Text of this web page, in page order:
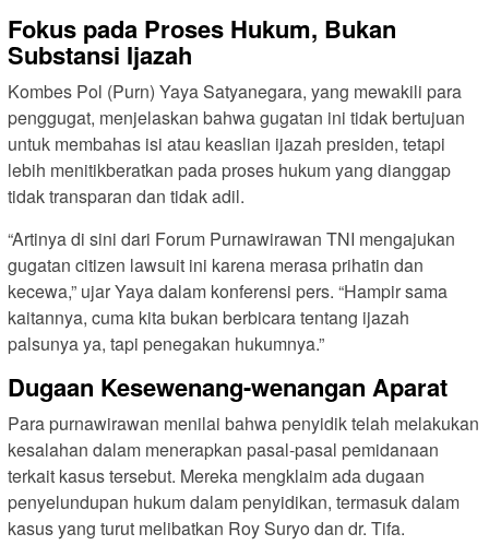
Fokus pada Proses Hukum, Bukan
Substansi Ijazah
Kombes Pol (Purn) Yaya Satyanegara, yang mewakili para
penggugat, menjelaskan bahwa gugatan ini tidak bertujuan
untuk membahas isi atau keaslian ijazah presiden, tetapi
lebih menitikberatkan pada proses hukum yang dianggap
tidak transparan dan tidak adil.
“Artinya di sini dari Forum Purnawirawan TNI mengajukan
gugatan citizen lawsuit ini karena merasa prihatin dan
kecewa,” ujar Yaya dalam konferensi pers. “Hampir sama
kaitannya, cuma kita bukan berbicara tentang ijazah
palsunya ya, tapi penegakan hukumnya.”
Dugaan Kesewenang-wenangan Aparat
Para purnawirawan menilai bahwa penyidik telah melakukan
kesalahan dalam menerapkan pasal-pasal pemidanaan
terkait kasus tersebut. Mereka mengklaim ada dugaan
penyelundupan hukum dalam penyidikan, termasuk dalam
kasus yang turut melibatkan Roy Suryo dan dr. Tifa.